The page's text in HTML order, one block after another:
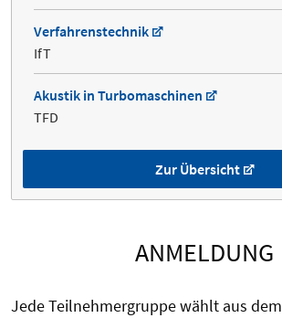
Verfahrenstechnik
IfT
Akustik in Turbomaschinen
TFD
Zur Übersicht
ANMELDUNG
Jede Teilnehmergruppe wählt aus dem